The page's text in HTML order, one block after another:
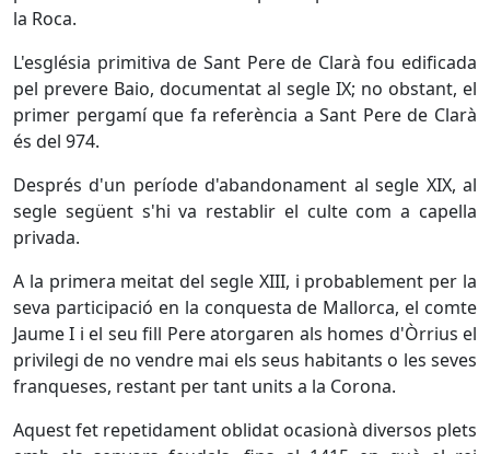
la Roca.
L'església primitiva de Sant Pere de Clarà fou edificada
pel prevere Baio, documentat al segle IX; no obstant, el
primer pergamí que fa referència a Sant Pere de Clarà
és del 974.
Després d'un període d'abandonament al segle XIX, al
segle següent s'hi va restablir el culte com a capella
privada.
A la primera meitat del segle XIII, i probablement per la
seva participació en la conquesta de Mallorca, el comte
Jaume I i el seu fill Pere atorgaren als homes d'Òrrius el
privilegi de no vendre mai els seus habitants o les seves
franqueses, restant per tant units a la Corona.
Aquest fet repetidament oblidat ocasionà diversos plets